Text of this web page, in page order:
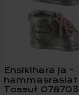
Ensikihara ja -
hammasrasiat
Tossut 078703